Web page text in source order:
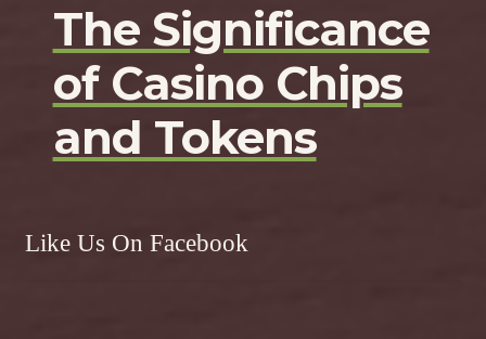
The Significance
of Casino Chips
and Tokens
Like Us On Facebook